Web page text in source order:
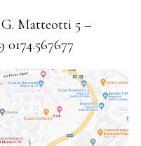
Matteotti 5 –
0174.567677